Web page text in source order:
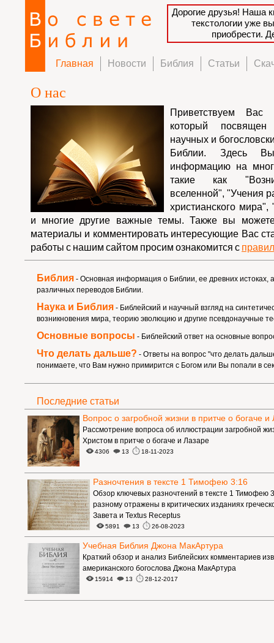
Дорогие друзья! Наша
текстологии уже
приобрести.
Главная Новости Библия Статьи
О нас
Приветствуем
который
научных и
Библии. Здесь
информацию на
такие как
вселенной", "Учения
христианского
и многие другие важные темы. Также вы
материалы и комментировать интересующие Вас
работы с нашим сайтом просим ознакомится с
Библия - Основная информация о Библии, ее древних истоках,
различных переводов Библии.
Наука и Библия - Библейский и научный взгляд на
возникновения мира, теорию эволюцию и другие псевдонаучные
Основные вопросы - Библейский ответ на основные
Что делать дальше? - Ответы на вопрос "что делать
понимаете, что Вам нужно примирится с Богом или Вы попали в
Последние статьи
Вопрос о загробной жизни в притче о богаче и
Рассмотрение вопроса об иллюстрации загробной
Христом в притче о богаче и Лазаре
4306 13 18-11-2023
Разночтения в тексте 1 Тимофею 3:16
Обзор ключевых разночтений в тексте 1 Тимофею
разному отражены в критических изданиях
Завета и Textus Receptus
5891 13 26-08-2023
Учебная Библия Джона МакАртура
Краткий обзор и анализ Библейских комментариев
американского богослова Джона МакАртура
15914 13 28-12-2017